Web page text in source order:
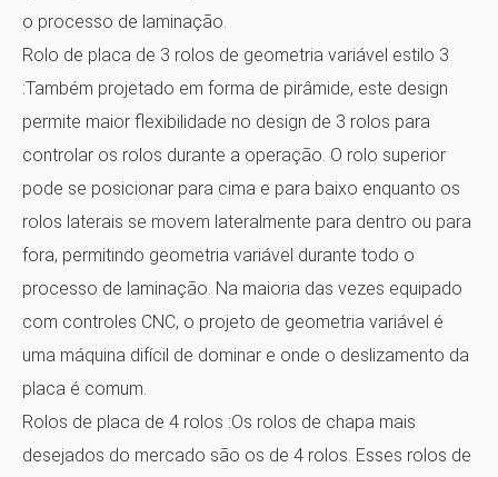
o processo de laminação.
Rolo de placa de 3 rolos de geometria variável estilo 3
:Também projetado em forma de pirâmide, este design
permite maior flexibilidade no design de 3 rolos para
controlar os rolos durante a operação. O rolo superior
pode se posicionar para cima e para baixo enquanto os
rolos laterais se movem lateralmente para dentro ou para
fora, permitindo geometria variável durante todo o
processo de laminação. Na maioria das vezes equipado
com controles CNC, o projeto de geometria variável é
uma máquina difícil de dominar e onde o deslizamento da
placa é comum.
Rolos de placa de 4 rolos :Os rolos de chapa mais
desejados do mercado são os de 4 rolos. Esses rolos de